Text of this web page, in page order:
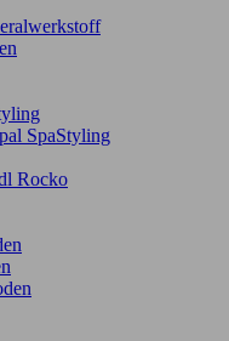
SpaStyling
Rocko